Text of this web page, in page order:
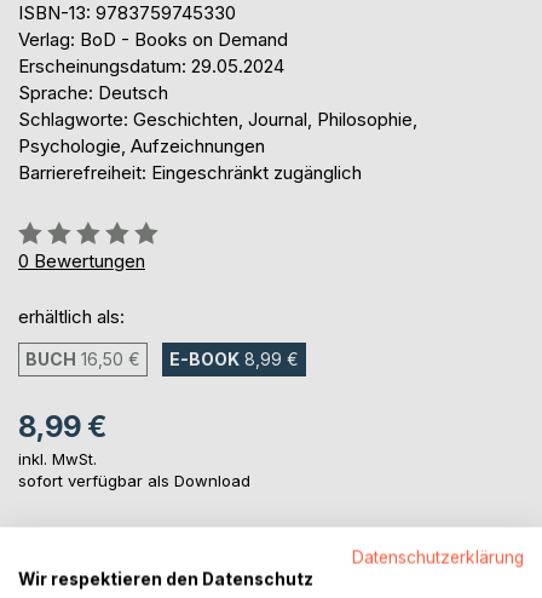
ISBN-13: 9783759745330
Verlag: BoD - Books on Demand
Erscheinungsdatum: 29.05.2024
Sprache: Deutsch
Schlagworte: Geschichten, Journal, Philosophie,
Psychologie, Aufzeichnungen
Barrierefreiheit: Eingeschränkt zugänglich
Bewertung::
0%
0 Bewertungen
erhältlich als:
BUCH 16,50 € E-BOOK 8,99 €
8,99 €
inkl. MwSt.
sofort verfügbar als Download
Datenschutzerklärung
Wir respektieren den Datenschutz